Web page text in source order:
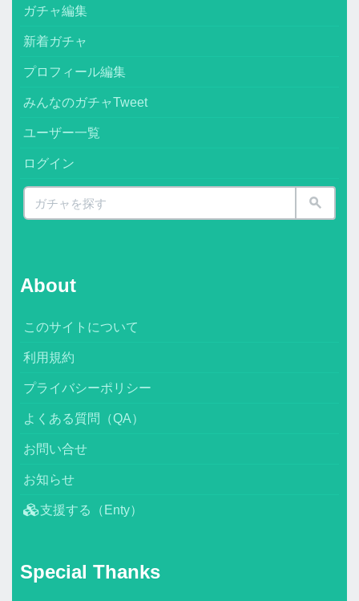
ガチャ編集
新着ガチャ
プロフィール編集
みんなのガチャTweet
ユーザー一覧
ログイン
About
このサイトについて
利用規約
プライバシーポリシー
よくある質問（QA）
お問い合せ
お知らせ
支援する（Enty）
Special Thanks